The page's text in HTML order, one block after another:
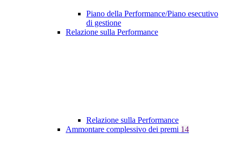
Piano della Performance/Piano esecutivo
di gestione
Relazione sulla Performance
Relazione sulla Performance
Ammontare complessivo dei premi 14